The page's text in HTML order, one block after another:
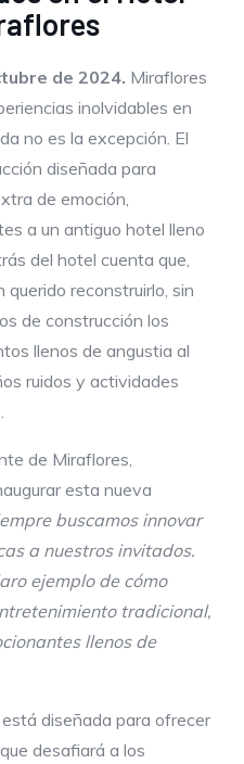
de 2024. Miraflores
inolvidables en
no es la excepción. El
diseñada para
de emoción,
a un antiguo hotel lleno
del hotel cuenta que,
reconstruirlo, sin
de construcción los
llenos de angustia al
ruidos y actividades
de Miraflores,
esta nueva
buscamos innovar
a nuestros invitados.
ejemplo de cómo
tradicional,
llenos de
diseñada para ofrecer
desafiará a los